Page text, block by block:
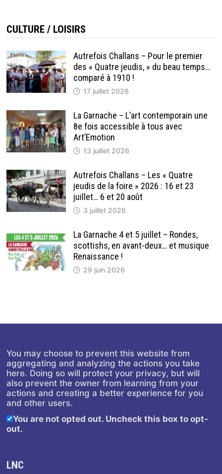
CULTURE / LOISIRS
Autrefois Challans – Pour le premier
des « Quatre jeudis, » du beau temps…
comparé à 1910 !
17 juillet 2026
La Garnache – L’art contemporain une
8e fois accessible à tous avec
Art’Emotion
13 juillet 2026
Autrefois Challans – Les « Quatre
jeudis de la foire » 2026 : 16 et 23
juillet… 6 et 20 août
3 juillet 2026
La Garnache 4 et 5 juillet – Rondes,
scottishs, en avant-deux… et musique
Renaissance !
29 juin 2026
You may choose to prevent this website from
aggregating and analyzing the actions you take
here. Doing so will protect your privacy, but will
also prevent the owner from learning from your
actions and creating a better experience for you
and other users.
You are not opted out. Uncheck this box to opt-
out.
LNC